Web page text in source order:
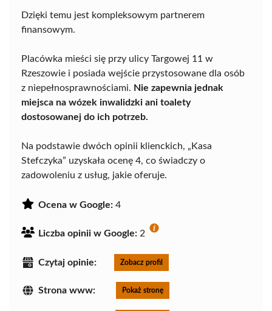
Dzięki temu jest kompleksowym partnerem
finansowym.
Placówka mieści się przy ulicy Targowej 11 w
Rzeszowie i posiada wejście przystosowane dla osób
z niepełnosprawnościami. Nie zapewnia jednak
miejsca na wózek inwalidzki ani toalety
dostosowanej do ich potrzeb.
Na podstawie dwóch opinii klienckich, „Kasa
Stefczyka” uzyskała ocenę 4, co świadczy o
zadowoleniu z usług, jakie oferuje.
Ocena w Google: 4
Liczba opinii w Google: 2
Czytaj opinie: Zobacz profil
Strona www: Pokaż stronę